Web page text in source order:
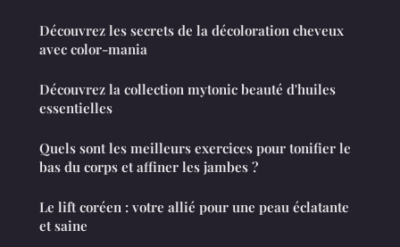
Découvrez les secrets de la décoloration cheveux
avec color-mania
Découvrez la collection mytonic beauté d'huiles
essentielles
Quels sont les meilleurs exercices pour tonifier le
bas du corps et affiner les jambes ?
Le lift coréen : votre allié pour une peau éclatante
et saine